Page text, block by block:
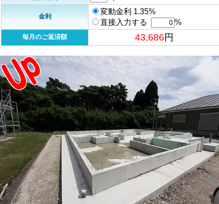
金利
変動金利 1.35%
直接入力する
%
毎月のご返済額 43,686円